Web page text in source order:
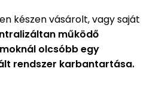
készen vásárolt, vagy saját
működő
olcsóbb egy
rendszer karbantartása.